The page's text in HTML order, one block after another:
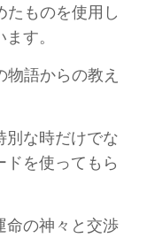
たものを使用し
す。
語からの教え
別な時だけでな
ドを使ってもら
命の神々と交渉